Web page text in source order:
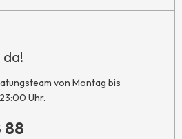
da!
von Montag bis
Uhr.
88